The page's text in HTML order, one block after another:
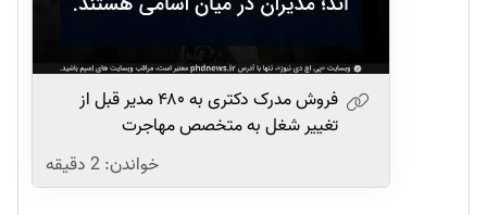
فروش مدرک دکتری به ۴۸۰ مدیر قبل از
تغییر شغل به متخصص مهاجرت
خواندن:2 دقیقه